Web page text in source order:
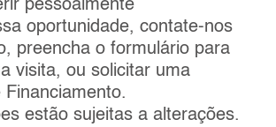
pessoalmente
oportunidade, contate-nos
preencha o formulário para
visita, ou solicitar uma
estão sujeitas a alterações.